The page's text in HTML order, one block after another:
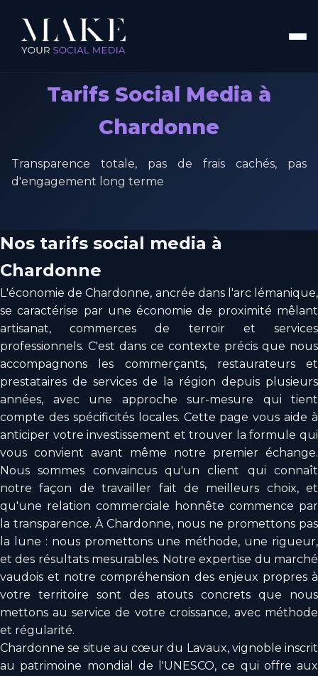
Tarifs Social Media à
Chardonne
Transparence totale, pas de frais cachés, pas
d'engagement long terme
Nos tarifs social media à
Chardonne
L'économie de Chardonne, ancrée dans l'arc lémanique,
se caractérise par une économie de proximité mêlant
artisanat, commerces de terroir et services
professionnels. C'est dans ce contexte précis que nous
accompagnons les commerçants, restaurateurs et
prestataires de services de la région depuis plusieurs
années, avec une approche sur-mesure qui tient
compte des spécificités locales. Cette page vous aide à
anticiper votre investissement et trouver la formule qui
vous convient avant même notre premier échange.
Nous sommes convaincus qu'un client qui connaît
notre façon de travailler fait de meilleurs choix, et
qu'une relation commerciale honnête commence par
la transparence. À Chardonne, nous ne promettons pas
la lune : nous promettons une méthode, une rigueur,
et des résultats mesurables. Notre expertise du marché
vaudois et notre compréhension des enjeux propres à
votre territoire sont des atouts concrets que nous
mettons au service de votre croissance, avec méthode
et régularité.
Chardonne se situe au cœur du Lavaux, vignoble inscrit
au patrimoine mondial de l'UNESCO, ce qui offre aux